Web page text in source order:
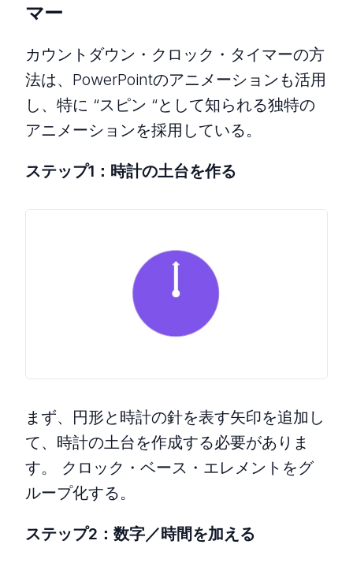
マー
カウントダウン・クロック・タイマーの方
法は、PowerPointのアニメーションも活用
し、特に “スピン “として知られる独特の
アニメーションを採用している。
ステップ1：時計の土台を作る
まず、円形と時計の針を表す矢印を追加し
て、時計の土台を作成する必要がありま
す。 クロック・ベース・エレメントをグ
ループ化する。
ステップ2：数字／時間を加える